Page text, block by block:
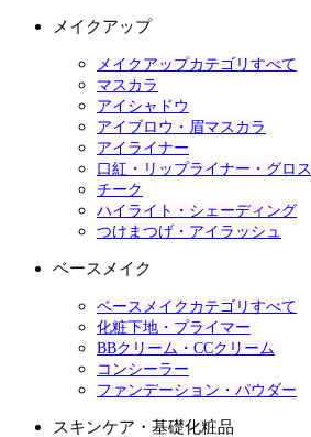
メイクアップ
メイクアップカテゴリすべて
マスカラ
アイシャドウ
アイブロウ・眉マスカラ
アイライナー
口紅・リップライナー・グロス
チーク
ハイライト・シェーディング
つけまつげ・アイラッシュ
ベースメイク
ベースメイクカテゴリすべて
化粧下地・プライマー
BBクリーム・CCクリーム
コンシーラー
ファンデーション・パウダー
スキンケア・基礎化粧品